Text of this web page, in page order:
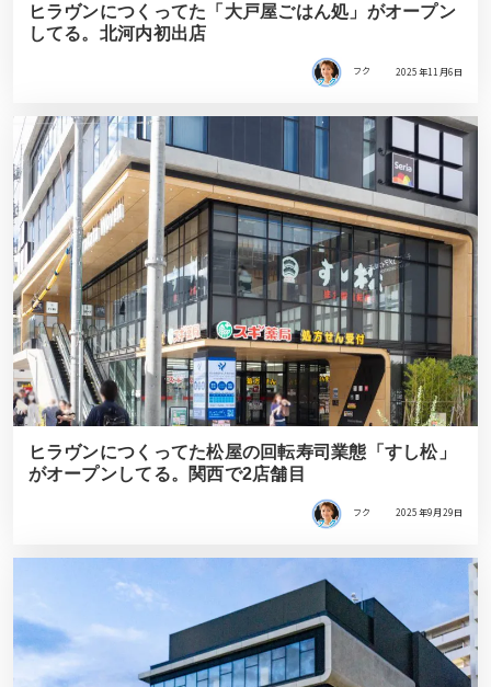
ヒラヴンにつくってた「大戸屋ごはん処」がオープン
してる。北河内初出店
フク 2025年11月6日
ヒラヴンにつくってた松屋の回転寿司業態「すし松」
がオープンしてる。関西で2店舗目
フク 2025年9月29日